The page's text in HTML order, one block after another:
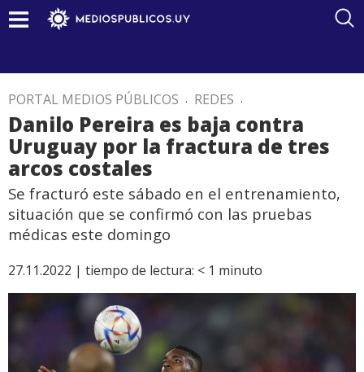
PORTAL MEDIOS PÚBLICOS . REDES .
Danilo Pereira es baja contra
Uruguay por la fractura de tres
arcos costales
Se fracturó este sábado en el entrenamiento,
situación que se confirmó con las pruebas
médicas este domingo
27.11.2022 | tiempo de lectura: < 1 minuto